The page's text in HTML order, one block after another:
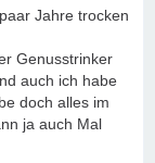
Jahre trocken
Genusstrinker
auch ich habe
doch alles im
ja auch Mal